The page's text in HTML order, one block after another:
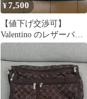
¥7,500
【値下げ交渉可】
Valentino のレザーバッ
グ